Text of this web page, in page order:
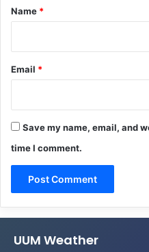
*
Name *
Email *
Save my name, email, and
time I comment.
UUM Weather